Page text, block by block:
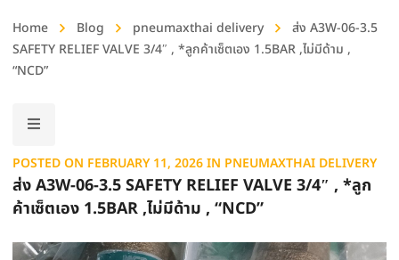
Home Blog pneumaxthai delivery
ส่ง A3W-06-3.5
SAFETY RELIEF VALVE 3/4″ , *ลูกค้าเซ็ตเอง 1.5BAR ,ไม่มีด้าม ,
“NCD”
POSTED ON FEBRUARY 11, 2026IN PNEUMAXTHAI DELIVERY
ส่ง A3W-06-3.5 SAFETY RELIEF VALVE 3/4″ , *ลูก
ค้าเซ็ตเอง 1.5BAR ,ไม่มีด้าม , “NCD”